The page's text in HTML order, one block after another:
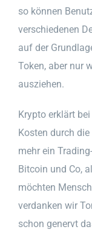
so können
verschiedenen
auf der
Token, aber nur
ausziehen.
Krypto erklärt
Kosten durch
mehr ein
Bitcoin und Co,
möchten
verdanken wir
schon genervt